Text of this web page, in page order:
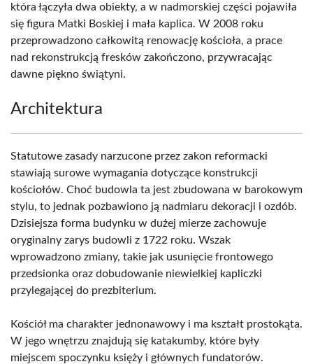
która łączyła dwa obiekty, a w nadmorskiej części pojawiła
się figura Matki Boskiej i mała kaplica. W 2008 roku
przeprowadzono całkowitą renowację kościoła, a prace
nad rekonstrukcją fresków zakończono, przywracając
dawne piękno świątyni.
Architektura
Statutowe zasady narzucone przez zakon reformacki
stawiają surowe wymagania dotyczące konstrukcji
kościołów. Choć budowla ta jest zbudowana w barokowym
stylu, to jednak pozbawiono ją nadmiaru dekoracji i ozdób.
Dzisiejsza forma budynku w dużej mierze zachowuje
oryginalny zarys budowli z 1722 roku. Wszak
wprowadzono zmiany, takie jak usunięcie frontowego
przedsionka oraz dobudowanie niewielkiej kapliczki
przylegającej do prezbiterium.
Kościół ma charakter jednonawowy i ma kształt prostokąta.
W jego wnętrzu znajdują się katakumby, które były
miejscem spoczynku księży i głównych fundatorów.